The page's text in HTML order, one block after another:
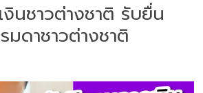
นชาวต่างชาติ รับยื่น
ดาชาวต่างชาติ